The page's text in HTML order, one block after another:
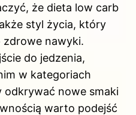
że dieta low carb
styl życia, który
zdrowe nawyki.
do jedzenia,
w kategoriach
odkrywać nowe smaki
warto podejść